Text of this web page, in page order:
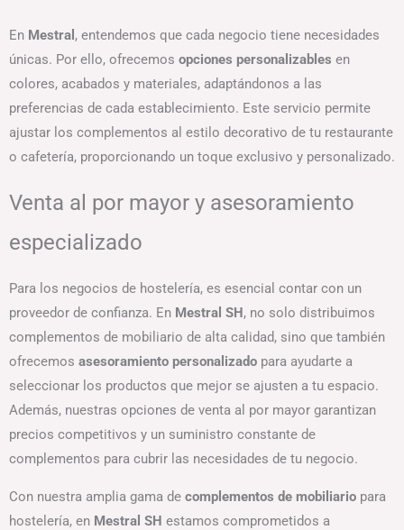
En Mestral , entendemos que cada negocio tiene necesidades
únicas. Por ello, ofrecemos opciones personalizables en
colores, acabados y materiales, adaptándonos a las
preferencias de cada establecimiento. Este servicio permite
ajustar los complementos al estilo decorativo de tu restaurante
o cafetería, proporcionando un toque exclusivo y personalizado.
Venta al por mayor y asesoramiento
especializado
Para los negocios de hostelería, es esencial contar con un
proveedor de confianza. En Mestral SH, no solo distribuimos
complementos de mobiliario de alta calidad, sino que también
ofrecemos asesoramiento personalizado para ayudarte a
seleccionar los productos que mejor se ajusten a tu espacio.
Además, nuestras opciones de venta al por mayor garantizan
precios competitivos y un suministro constante de
complementos para cubrir las necesidades de tu negocio.
Con nuestra amplia gama de complementos de mobiliario para
hostelería, en Mestral SH estamos comprometidos a